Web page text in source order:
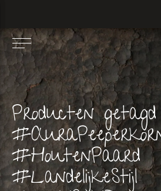
Producten
#HoutenPaard
#LandelijkeStijl